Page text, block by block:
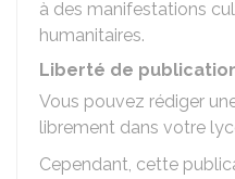
à des manifestations
humanitaires.
Liberté de
Vous pouvez rédiger
librement dans votre
Cependant, cette